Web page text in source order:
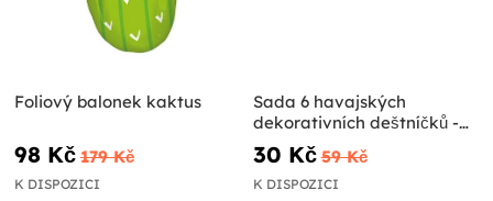
Foliový balonek kaktus
98 Kč 179 Kč
K DISPOZICI
Sada 6 havajských
dekorativních deštníčků -
Hibiscus
30 Kč 59 Kč
K DISPOZICI